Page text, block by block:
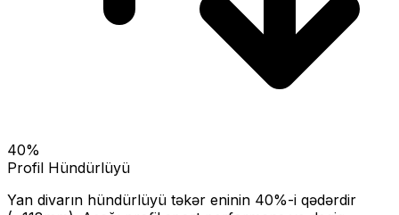
40%
Profil Hündürlüyü
Yan divarın hündürlüyü təkər eninin 40%-i qədərdir